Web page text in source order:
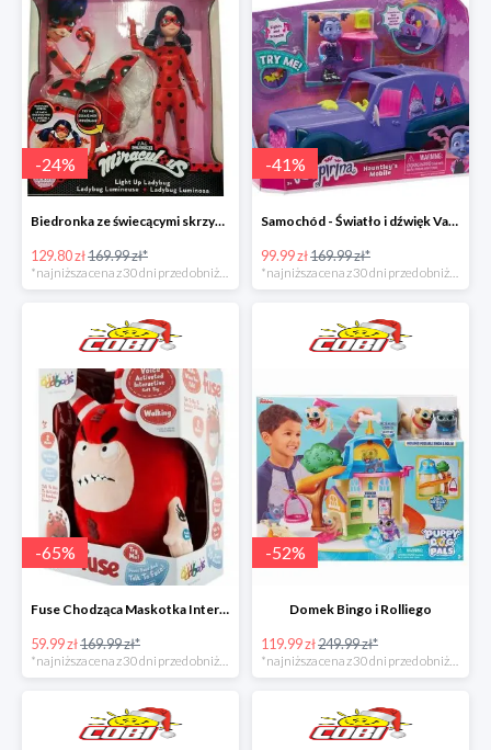
-24%
Biedronka ze świecącymi skrzydełkami - Miraculous
129.80 zł169.99 zł*
-41%
Samochód - Światło i dźwięk Vampirina
99.99 zł169.99 zł*
-65%
Fuse Chodząca Maskotka Interaktywna
59.99 zł169.99 zł*
*najniższa cena z 30 dni przed obniżką
-52%
Domek Bingo i Rolliego
119.99 zł249.99 zł*
*najniższa cena z 30 dni przed obniżką